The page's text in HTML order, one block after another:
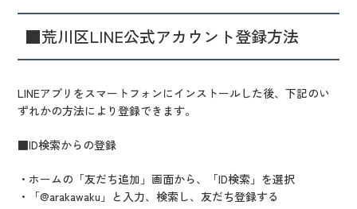
■荒川区LINE公式アカウント登録方法
LINEアプリをスマートフォンにインストールした後、下記のい
ずれかの方法により登録できます。
■ID検索からの登録
・ホームの「友だち追加」画面から、「ID検索」を選択
・「@arakawaku」と入力、検索し、友だち登録する